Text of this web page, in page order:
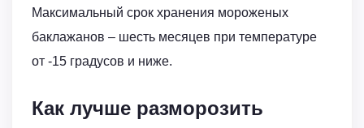
Максимальный срок хранения мороженых
баклажанов – шесть месяцев при температуре
от -15 градусов и ниже.
Как лучше разморозить